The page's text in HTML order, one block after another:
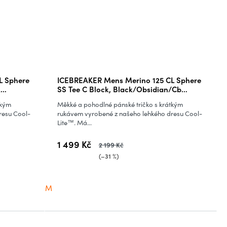
Sphere
Cool-
ICEBREAKER Mens Merino 125 CL Sphere
SS Tee C Block, Black/Obsidian/Cb
1 499 Kč 2 199 Kč
(–31 %)
Měkké a pohodlné pánské tričko s krátkým
rukávem vyrobené z našeho lehkého dresu Cool-
Lite™. Má...
M